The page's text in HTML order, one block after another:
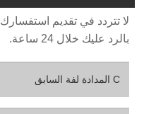
لا تتردد في تقديم
بالرد عليك خلال 24 ساعة.